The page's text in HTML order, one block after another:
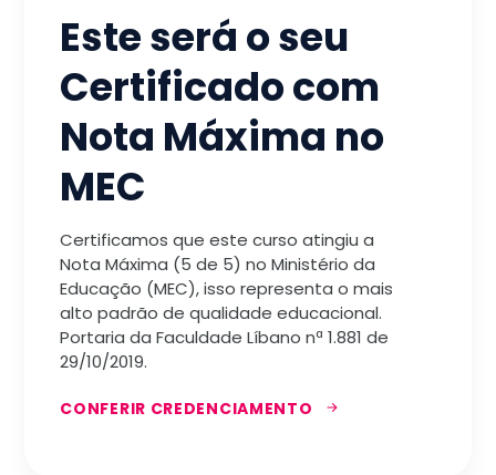
Este será o seu
Certificado com
Nota Máxima no
MEC
Certificamos que este curso atingiu a
Nota Máxima (5 de 5) no Ministério da
Educação (MEC), isso representa o mais
alto padrão de qualidade educacional.
Portaria da Faculdade Líbano nª 1.881 de
29/10/2019.
CONFERIR CREDENCIAMENTO